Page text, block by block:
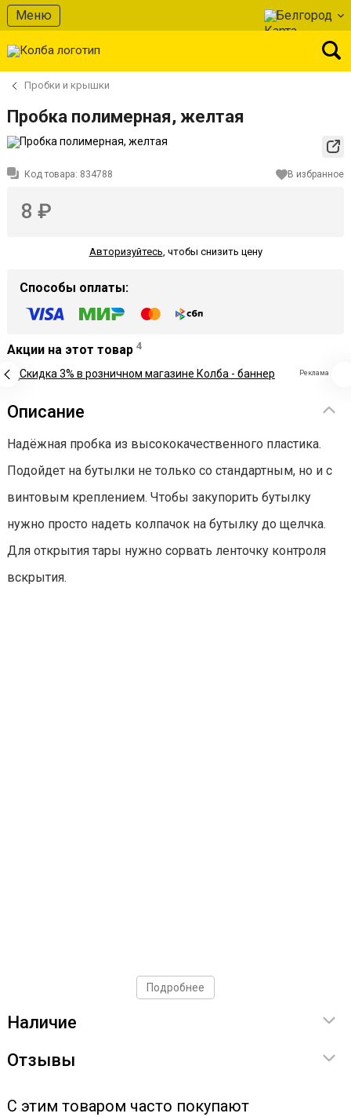
Меню Белгород
Пробки и крышки
Пробка полимерная, желтая
Код товара: 834788 В избранное
8 ₽
Авторизуйтесь, чтобы снизить цену
Способы оплаты:
Акции на этот товар 4
Реклама
Описание
Надёжная пробка из высококачественного пластика.
Подойдет на бутылки не только со стандартным, но и с
винтовым креплением. Чтобы закупорить бутылку
нужно просто надеть колпачок на бутылку до щелчка.
Для открытия тары нужно сорвать ленточку контроля
вскрытия.
Подробнее
Наличие
Отзывы
С этим товаром часто покупают